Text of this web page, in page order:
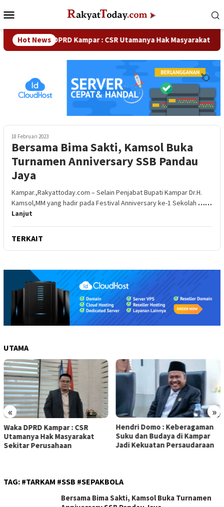
ke
Mobile
Hot News
Waka DPRD Kampar : CSR Utamanya Hak Masyarakat Sekitar
18 Februari 2023
Bersama Bima Sakti, Kamsol Buka
Turnamen Anniversary SSB Pandau
Jaya
Kampar.,Rakyattoday.com – Selain Penjabat Bupati Kampar Dr.H.
Kamsol,MM yang hadir pada Festival Anniversary ke-1 Sekolah ……
Lanjut
TERKAIT
UTAMA
« »
Hendri Domo : Keberagaman
Suku dan Budaya di Kampar
Jadi Kekuatan Persaudaraan
Olah Minyak Jelantah dari
Biodiesel, Prestasi Siswa MAN
5 Kampar Diapresiasi Eko
TAG: #TARKAM #SSB #SEPAKBOLA
Bersama Bima Sakti, Kamsol Buka Turnamen